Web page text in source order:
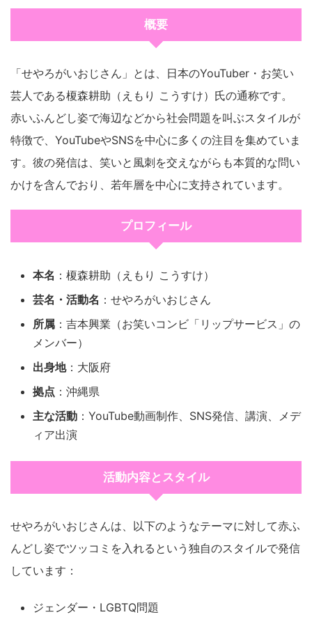
概要
「せやろがいおじさん」とは、日本のYouTuber・お笑い
芸人である榎森耕助（えもり こうすけ）氏の通称です。
赤いふんどし姿で海辺などから社会問題を叫ぶスタイルが
特徴で、YouTubeやSNSを中心に多くの注目を集めていま
す。彼の発信は、笑いと風刺を交えながらも本質的な問い
かけを含んでおり、若年層を中心に支持されています。
プロフィール
本名 ：榎森耕助（えもり こうすけ）
芸名・活動名 ：せやろがいおじさん
所属 ：吉本興業（お笑いコンビ「リップサービス」の
メンバー）
出身地：大阪府
拠点 ：沖縄県
主な活動 ：YouTube動画制作、SNS発信、講演、メデ
ィア出演
活動内容とスタイル
せやろがいおじさんは、以下のようなテーマに対して赤ふ
んどし姿でツッコミを入れるという独自のスタイルで発信
しています：
ジェンダー・LGBTQ問題